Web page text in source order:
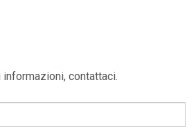
contattaci.